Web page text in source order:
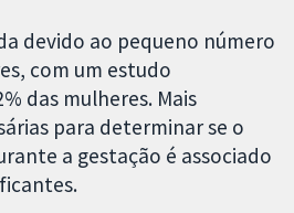
devido ao pequeno número
com um estudo
das mulheres. Mais
para determinar se o
a gestação é associado